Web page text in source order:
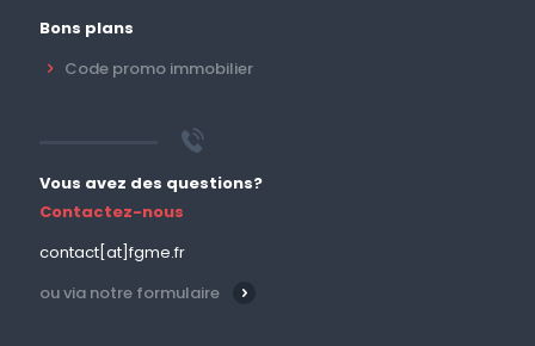
Bons plans
Code promo immobilier
Vous avez des questions?
Contactez-nous
contact[at]fgme.fr
ou via notre formulaire